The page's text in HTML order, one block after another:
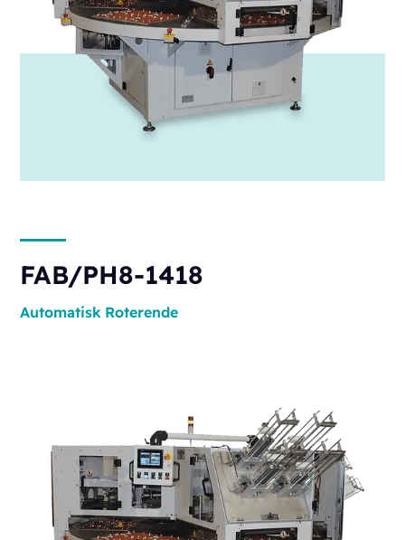
FAB/PH8-1418
Automatisk Roterende